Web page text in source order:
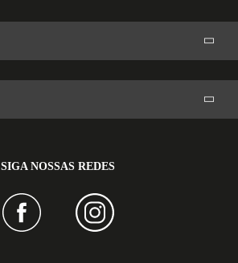
SIGA NOSSAS REDES